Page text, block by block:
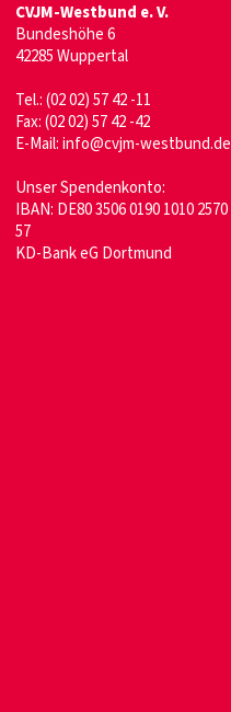
CVJM-Westbund e. V.
Bundeshöhe 6
42285 Wuppertal
Tel.: (02 02) 57 42 -11
Fax: (02 02) 57 42 -42
E-Mail:info@cvjm-westbund.de
Unser Spendenkonto:
IBAN: DE80 3506 0190 1010 2570
57
KD-Bank eG Dortmund